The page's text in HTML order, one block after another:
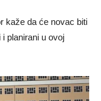
kaže da će novac biti
planirani u ovoj